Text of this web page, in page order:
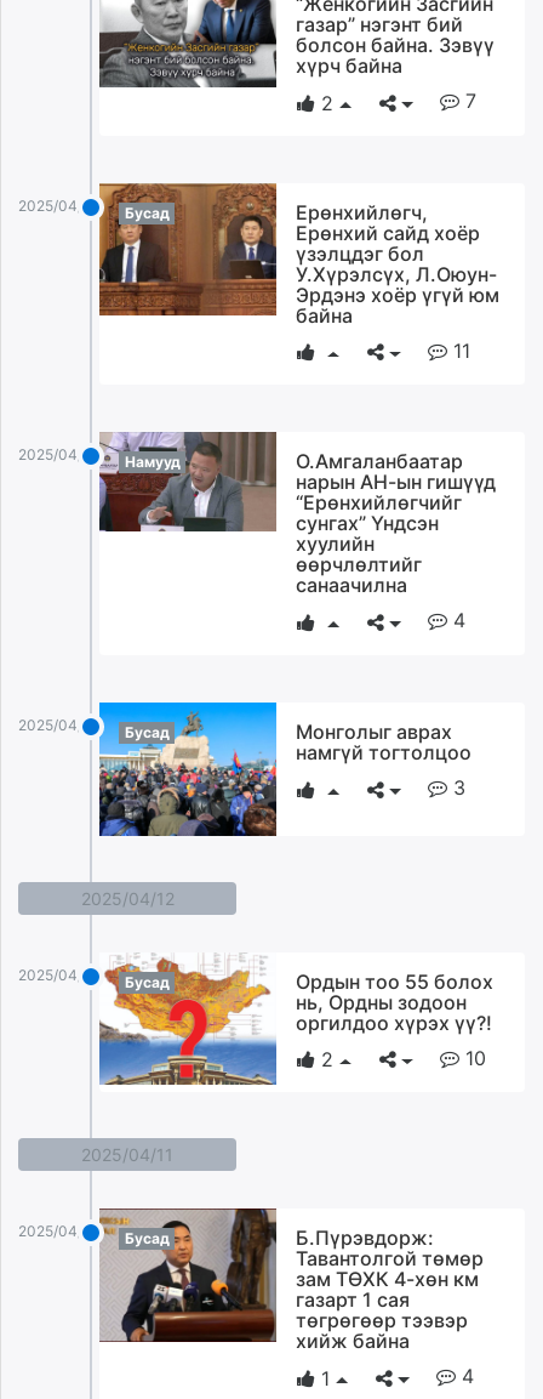
Livetv.mn
eagle.mn
today.mn
unen.mn
shudarga.mn
shuurhai.mn
tumen.mn
shuum.mn
tvmongolia.mn
assa.mn
paparazzi.mn
unread.today
газар” нэгэнт бий
болсон байна. Зэвүү
хүрч байна
2
7
2025/04/14 Бусад
Ерөнхийлөгч,
Ерөнхий сайд хоёр
үзэлцдэг бол
У.Хүрэлсүх, Л.Оюун-
Эрдэнэ хоёр үгүй юм
байна
11
2025/04/14 Намууд
О.Амгаланбаатар
нарын АН-ын гишүүд
“Ерөнхийлөгчийг
сунгах” Үндсэн
хуулийн
өөрчлөлтийг
санаачилна
4
2025/04/14 Бусад
Монголыг аврах
намгүй тогтолцоо
3
2025/04/12
2025/04/12 Бусад
Ордын тоо 55 болох
нь, Ордны зодоон
оргилдоо хүрэх үү?!
2
10
2025/04/11
2025/04/11 Бусад
Б.Пүрэвдорж:
Тавантолгой төмөр
зам ТӨХК 4-хөн км
газарт 1 сая
төгрөгөөр тээвэр
хийж байна
1
4